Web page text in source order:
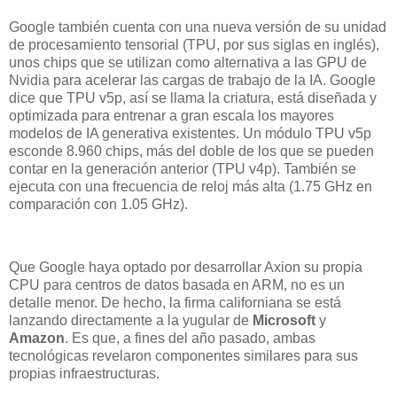
Google también cuenta con una nueva versión de su unidad
de procesamiento tensorial (TPU, por sus siglas en inglés),
unos chips que se utilizan como alternativa a las GPU de
Nvidia para acelerar las cargas de trabajo de la IA. Google
dice que TPU v5p, así se llama la criatura, está diseñada y
optimizada para entrenar a gran escala los mayores
modelos de IA generativa existentes. Un módulo TPU v5p
esconde 8.960 chips, más del doble de los que se pueden
contar en la generación anterior (TPU v4p). También se
ejecuta con una frecuencia de reloj más alta (1.75 GHz en
comparación con 1.05 GHz).
Que Google haya optado por desarrollar Axion su propia
CPU para centros de datos basada en ARM, no es un
detalle menor. De hecho, la firma californiana se está
lanzando directamente a la yugular de Microsoft y
Amazon. Es que, a fines del año pasado, ambas
tecnológicas revelaron componentes similares para sus
propias infraestructuras.